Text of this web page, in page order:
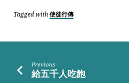
Tagged with 使徒行傳
Previous
給五千人吃飽